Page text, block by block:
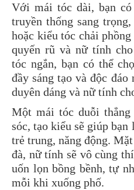
Với mái tóc dài, bạn
truyền thống sang
hoặc kiểu tóc chải
quyến rũ và nữ tính
tóc ngắn, bạn có thể
đầy sáng tạo và độc
duyên dáng và nữ tính
Một mái tóc duỗi
sóc, tạo kiểu sẽ giúp
trẻ trung, năng động.
đà, nữ tính sẽ vô cùng
uốn lọn bồng bềnh, tự
mỗi khi xuống phố.